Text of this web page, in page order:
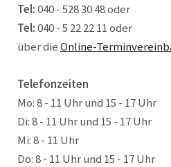
Tel:040 - 528 30 48 oder
Tel:040 - 5 22 22 11 oder
über dieOnline-
Telefonzeiten
Mo: 8 - 11 Uhr und 15 - 17 Uhr
Di: 8 - 11 Uhr und 15 - 17 Uhr
Mi: 8 - 11 Uhr
Do: 8 - 11 Uhr und 15 - 17 Uhr